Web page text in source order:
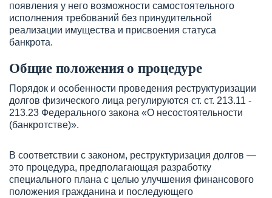
появления у него возможности самостоятельного
исполнения требований без принудительной
реализации имущества и присвоения статуса
банкрота.
Общие положения о процедуре
Порядок и особенности проведения реструктуризации
долгов физического лица регулируются ст. ст. 213.11 -
213.23 Федерального закона «О несостоятельности
(банкротстве)».
В соответствии с законом, реструктуризация долгов —
это процедура, предполагающая разработку
специального плана с целью улучшения финансового
положения гражданина и последующего